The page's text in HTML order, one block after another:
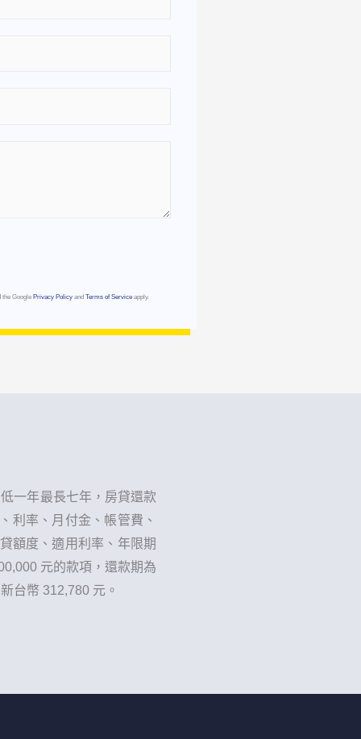
the Google Privacy Policy and Terms of Service apply.
一年最長七年，房貸還款
利率、月付金、帳管費、
額度、適用利率、年限期
元的款項，還款期為
台幣 312,780 元。